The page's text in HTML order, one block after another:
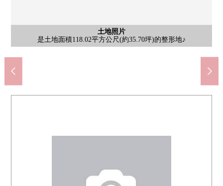
土地照片
是土地面積118.02平方公尺(約35.70坪)的整形地♪
土地照片
在第一類低層住宅專用區的閒靜的住宅區佇立。
土地照片
是綠豐富，并且被切身感到自然的居住環境。
含有前面道路的外觀
[前面道路]
含有前面道路的外觀
[前面道路]
土地照片
步行範圍以內有大型商業設施，購物便利♪
本東久留米市立村小學(約520m)
步行7分鐘。
東久留米市立久留米中學(約940m)
步行12分鐘。
峰會罷工鹼水Renai店(約640m)
步行8分鐘。
全家便利店清瀨竹丘商店(約270m)
步行4分鐘。
7-Eleven清瀨竹丘2丁目商店(約270m)
步行4分鐘。